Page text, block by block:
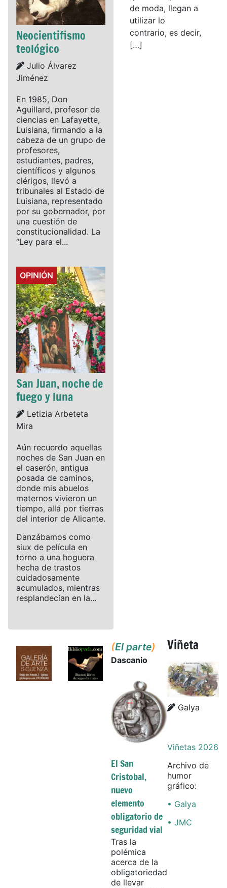
Neocientifismo
teológico
Details
Julio Álvarez
Jiménez
En 1985, Don
Aguillard, profesor de
ciencias en Lafayette,
Luisiana, firmando a la
cabeza de un grupo de
profesores,
estudiantes, padres,
científicos y algunos
clérigos, llevó a
tribunales al Estado de
Luisiana, representado
por su gobernador, por
una cuestión de
constitucionalidad. La
“Ley para el...
Details
OPINIÓN
San Juan, noche de
fuego y luna
Details
Letizia Arbeteta
Mira
Aún recuerdo aquellas
noches de San Juan en
el caserón, antigua
posada de caminos,
donde mis abuelos
maternos vivieron un
tiempo, allá por tierras
del interior de Alicante.
Danzábamos como
siux de película en
torno a una hoguera
hecha de trastos
cuidadosamente
acumulados, mientras
resplandecían en la...
de moda, llegan a
utilizar lo
contrario, es decir,
[…]
(El parte)
Dascanio
El San
Cristobal,
nuevo
elemento
obligatorio de
seguridad vial
Tras la
polémica
acerca de la
obligatoriedad
de llevar
Viñeta
Details
Details
Galya
Viñetas 2026
Archivo de
humor
gráfico:
• Galya
• JMC